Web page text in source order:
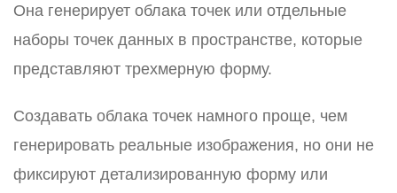
Она генерирует облака точек или отдельные
наборы точек данных в пространстве, которые
представляют трехмерную форму.
Создавать облака точек намного проще, чем
генерировать реальные изображения, но они не
фиксируют детализированную форму или